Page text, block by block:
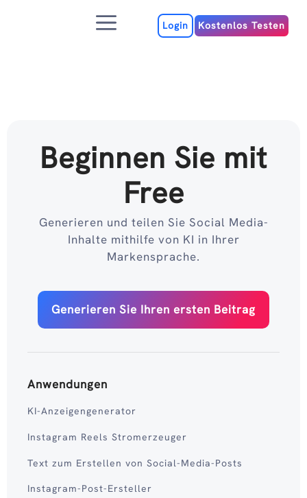
MenuLogin Kostenlos Testen
Beginnen Sie mit
Free
Generieren und teilen Sie Social Media-
Inhalte mithilfe von KI in Ihrer
Markensprache.
Generieren Sie Ihren ersten Beitrag
Anwendungen
KI-Anzeigengenerator
Instagram Reels Stromerzeuger
Text zum Erstellen von Social-Media-Posts
Instagram-Post-Ersteller